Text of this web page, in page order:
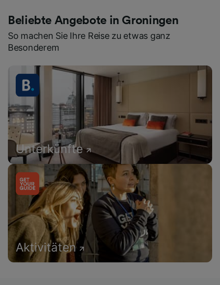
Beliebte Angebote in Groningen
So machen Sie Ihre Reise zu etwas ganz
Besonderem
Unterkünfte
Aktivitäten